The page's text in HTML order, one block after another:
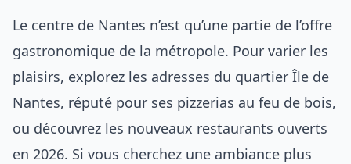
Le centre de Nantes n’est qu’une partie de l’offre
gastronomique de la métropole. Pour varier les
plaisirs, explorez les adresses du quartier Île de
Nantes, réputé pour ses pizzerias au feu de bois,
ou découvrez les nouveaux restaurants ouverts
en 2026. Si vous cherchez une ambiance plus